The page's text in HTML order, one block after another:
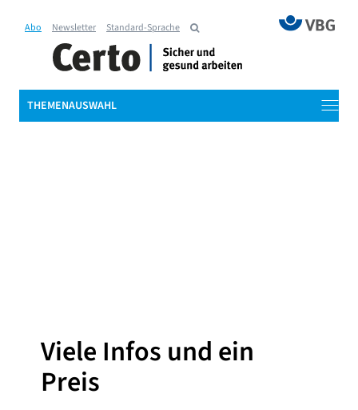
Abo Newsletter Standard-Sprache
THEMENAUSWAHL
Viele Infos und ein
Preis